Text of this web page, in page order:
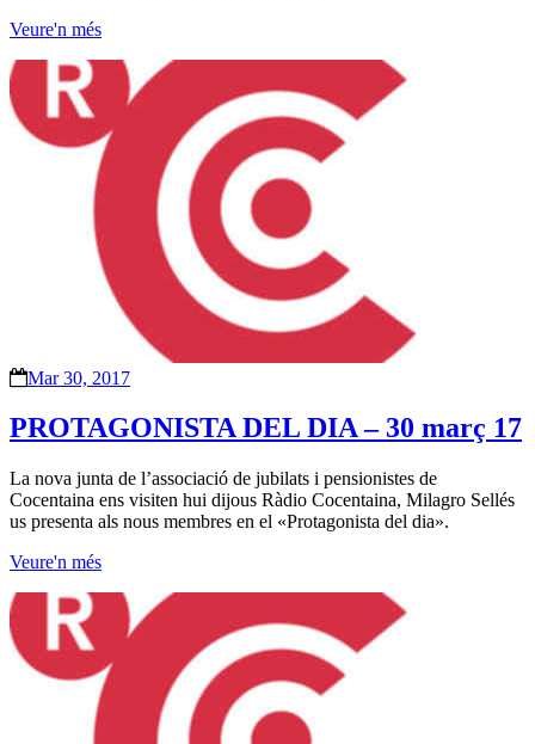
Veure'n més
Mar 30, 2017
PROTAGONISTA DEL DIA – 30 març 17
La nova junta de l’associació de jubilats i pensionistes de
Cocentaina ens visiten hui dijous Ràdio Cocentaina, Milagro Sellés
us presenta als nous membres en el «Protagonista del dia».
Veure'n més